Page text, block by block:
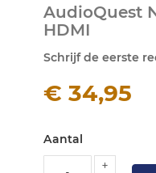
AudioQuest
HDMI
Schrijf de eerste
€ 34,95
Aantal
naar
het
van
afbeeldingen-